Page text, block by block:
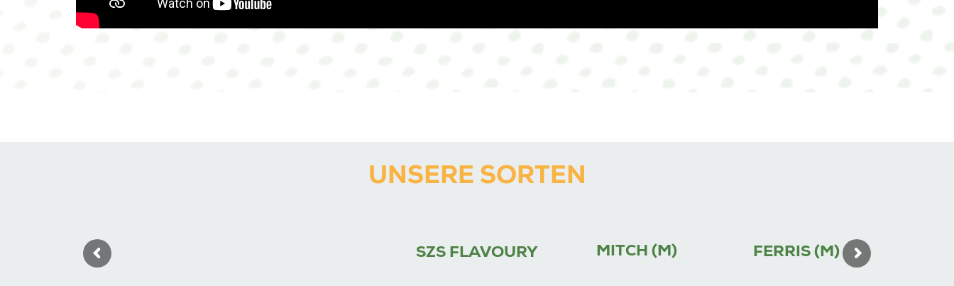
UNSERE SORTEN
SZS FLAVOURY MITCH (M) FERRIS (M)